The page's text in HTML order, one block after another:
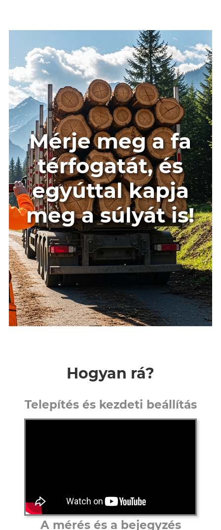
Mérje meg a fa
térfogatát, és
egyúttal kapja
meg a súlyát is!
Hogyan rá?
Telepítés és kezdeti beállítás
A mérés és a bejegyzés